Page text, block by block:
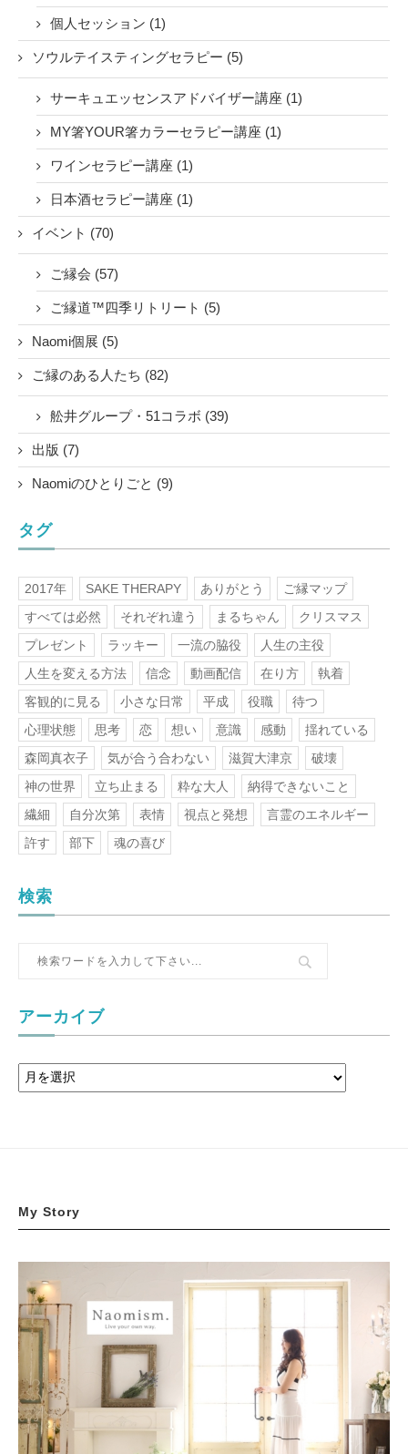
個人セッション (1)
ソウルテイスティングセラピー (5)
サーキュエッセンスアドバイザー講座 (1)
MY箸YOUR箸カラーセラピー講座 (1)
ワインセラピー講座 (1)
日本酒セラピー講座 (1)
イベント (70)
ご縁会 (57)
ご縁道™四季リトリート (5)
Naomi個展 (5)
ご縁のある人たち (82)
舩井グループ・51コラボ (39)
出版 (7)
Naomiのひとりごと (9)
タグ
2017年 SAKE THERAPY ありがとう
ご縁マップ
すべては必然
それぞれ違う まるちゃん
クリスマス
プレゼント
ラッキー 一流の脇役
人生の主役
人生を変える方法
信念 動画配信 在り方
執着
客観的に見る
小さな日常 平成 役職
待つ
心理状態
思考 恋 想い 意識 感動
揺れている
森岡真衣子
気が合う合わない 滋賀大津京
破壊
神の世界
立ち止まる 粋な大人
納得できないこと
繊細
自分次第 表情 視点と発想
言霊のエネルギー
許す
部下 魂の喜び
検索
アーカイブ
My Story